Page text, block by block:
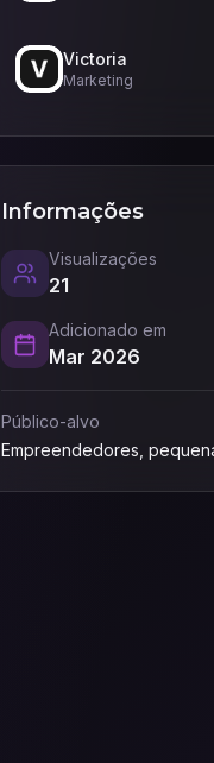
Victoria
Marketing
Informações
Visualizações
21
Adicionado em
Mar 2026
Público-alvo
Empreendedores,